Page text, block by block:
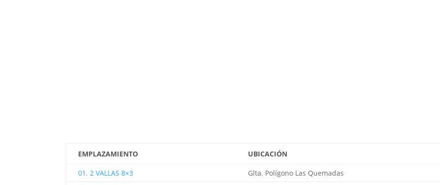
EMPLAZAMIENTO UBICACIÓN
01. 2 VALLAS 8×3
Glta. Polígono Las Quemadas